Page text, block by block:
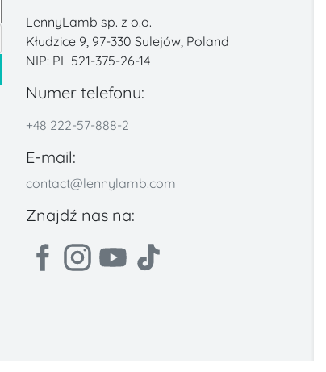
LennyLamb sp. z o.o.
Kłudzice 9, 97-330 Sulejów, Poland
NIP: PL 521-375-26-14
Numer telefonu:
+48 222-57-888-2
E-mail:
contact@lennylamb.com
Znajdź nas na: